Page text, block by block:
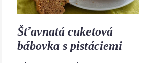
Šťavnatá cuketová
bábovka s pistáciemi